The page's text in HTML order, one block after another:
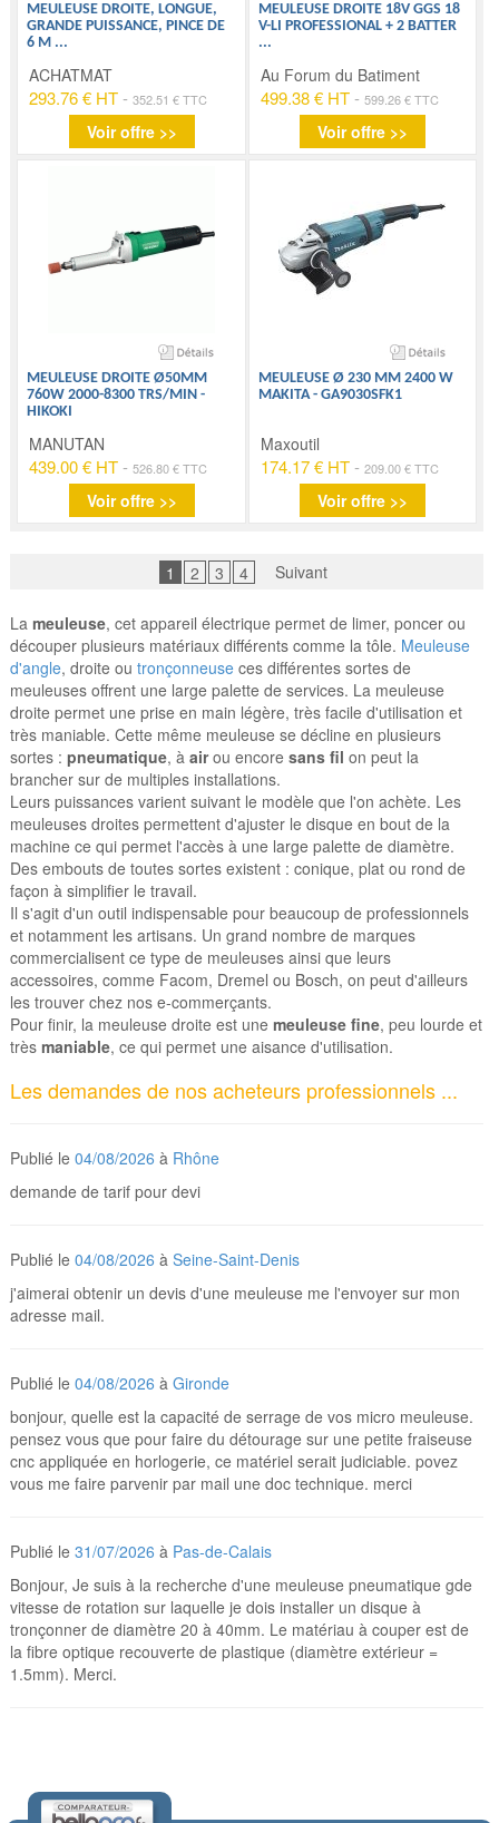
MEULEUSE DROITE, LONGUE,
GRANDE PUISSANCE, PINCE DE
6 M ...
ACHATMAT
293.76 € HT -352.51 € TTC
Voir offre >>
MEULEUSE DROITE 18V GGS 18
V-LI PROFESSIONAL + 2 BATTER
...
Au Forum du Batiment
499.38 € HT- 599.26 € TTC
Voir offre >>
MEULEUSE DROITE Ø50MM
760W 2000-8300 TRS/MIN -
HIKOKI
MANUTAN
439.00 € HT -526.80 € TTC
Voir offre >>
MEULEUSE Ø 230 MM 2400 W
MAKITA - GA9030SFK1
Maxoutil
174.17 € HT- 209.00 € TTC
Voir offre >>
1 2 3 4 Suivant
Lameuleuse, cet appareil électrique permet de limer, poncer ou
découper plusieurs matériaux différents comme la tôle. Meuleuse
d'angle, droite outronçonneuse ces différentes sortes de
meuleuses offrent une large palette de services. La meuleuse
droite permet une prise en main légère, très facile d'utilisation et
très maniable. Cette même meuleuse se décline en plusieurs
sortes :pneumatique, àairou encoresans fil on peut la
brancher sur de multiples installations.
Leurs puissances varient suivant le modèle que l'on achète. Les
meuleuses droites permettent d'ajuster le disque en bout de la
machine ce qui permet l'accès à une large palette de diamètre.
Des embouts de toutes sortes existent : conique, plat ou rond de
façon à simplifier le travail.
Il s'agit d'un outil indispensable pour beaucoup de professionnels
et notamment les artisans. Un grand nombre de marques
commercialisent ce type de meuleuses ainsi que leurs
accessoires, comme Facom, Dremel ou Bosch, on peut d'ailleurs
les trouver chez nos e-commerçants.
Pour finir, la meuleuse droite est unemeuleuse fine, peu lourde et
trèsmaniable, ce qui permet une aisance d'utilisation.
Les demandes de nos acheteurs professionnels ...
Publié le04/08/2026 à Rhône
demande de tarif pour devi
Publié le04/08/2026 àSeine-Saint-Denis
j'aimerai obtenir un devis d'une meuleuse me l'envoyer sur mon
adresse mail.
Publié le04/08/2026 àGironde
bonjour, quelle est la capacité de serrage de vos micro meuleuse.
pensez vous que pour faire du détourage sur une petite fraiseuse
cnc appliquée en horlogerie, ce matériel serait judiciable. povez
vous me faire parvenir par mail une doc technique. merci
Publié le31/07/2026 à Pas-de-Calais
Bonjour, Je suis à la recherche d'une meuleuse pneumatique gde
vitesse de rotation sur laquelle je dois installer un disque à
tronçonner de diamètre 20 à 40mm. Le matériau à couper est de
la fibre optique recouverte de plastique (diamètre extérieur =
1.5mm). Merci.